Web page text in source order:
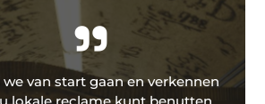
"
we van start gaan en verkennen